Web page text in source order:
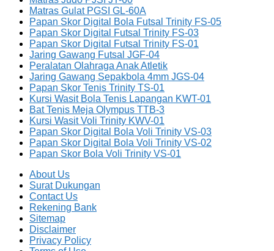
Matras Gulat PGSI GL-60A
Papan Skor Digital Bola Futsal Trinity FS-05
Papan Skor Digital Futsal Trinity FS-03
Papan Skor Digital Futsal Trinity FS-01
Jaring Gawang Futsal JGF-04
Peralatan Olahraga Anak Atletik
Jaring Gawang Sepakbola 4mm JGS-04
Papan Skor Tenis Trinity TS-01
Kursi Wasit Bola Tenis Lapangan KWT-01
Bat Tenis Meja Olympus TTB-3
Kursi Wasit Voli Trinity KWV-01
Papan Skor Digital Bola Voli Trinity VS-03
Papan Skor Digital Bola Voli Trinity VS-02
Papan Skor Bola Voli Trinity VS-01
About Us
Surat Dukungan
Contact Us
Rekening Bank
Sitemap
Disclaimer
Privacy Policy